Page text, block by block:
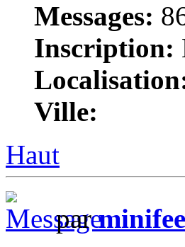
Messages:
Inscription:
Ville:
Haut
parminifee